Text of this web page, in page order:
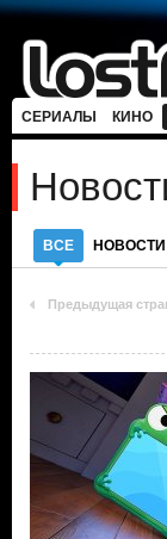
СЕРИАЛЫ КИНО
ВСЕ НОВОСТИ
Предыдущая